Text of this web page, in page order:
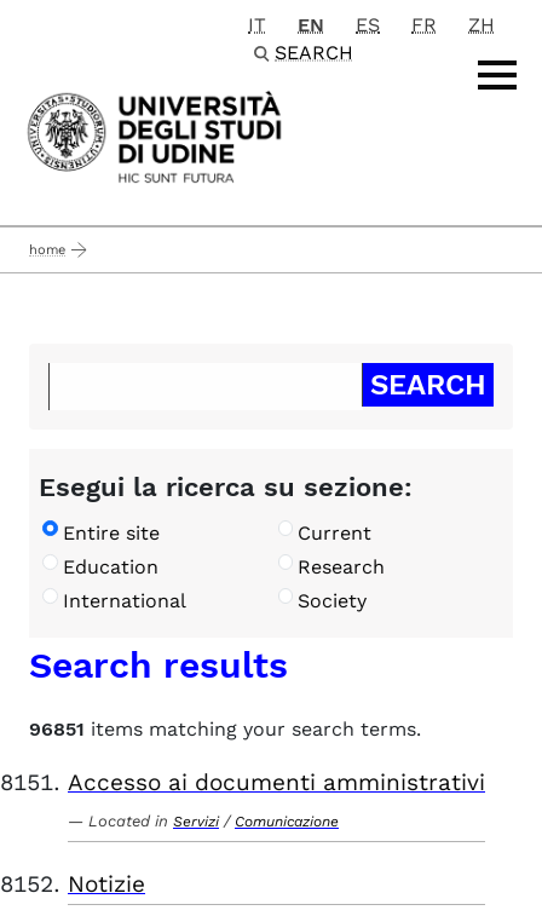
Passa al contenuto principale
IT EN ES FR
ZH
SEARCH
home
Esegui la ricerca su sezione:
Entire site
Current
Education
Research
International
Society
Search results
96851 items matching your search terms.
Accesso ai documenti amministrativi
Located in Servizi / Comunicazione
Notizie